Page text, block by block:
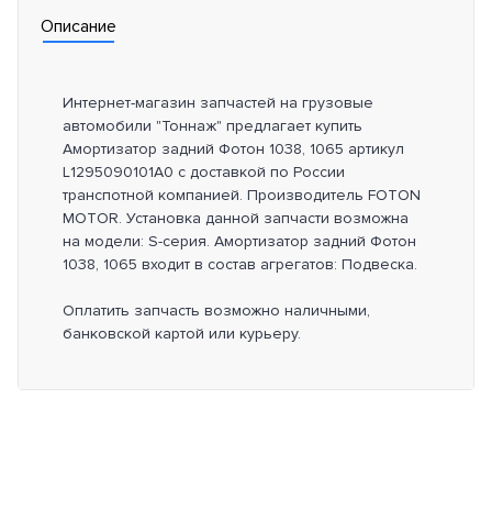
Описание
Интернет-магазин запчастей на грузовые
автомобили "Тоннаж" предлагает купить
Амортизатор задний Фотон 1038, 1065 артикул
L1295090101A0 с доставкой по России
транспотной компанией. Производитель FOTON
MOTOR. Установка данной запчасти возможна
на модели: S-серия. Амортизатор задний Фотон
1038, 1065 входит в состав агрегатов: Подвеска.
Оплатить запчасть возможно наличными,
банковской картой или курьеру.